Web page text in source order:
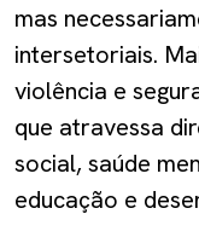
mas
intersetoriais.
violência e
que atravessa
social, saúde
educação e